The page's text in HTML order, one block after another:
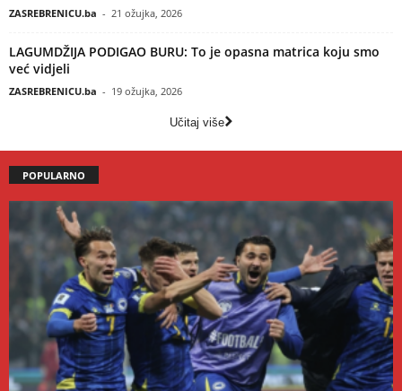
ZASREBRENICU.ba - 21 ožujka, 2026
LAGUMDŽIJA PODIGAO BURU: To je opasna matrica koju smo
već vidjeli
ZASREBRENICU.ba - 19 ožujka, 2026
Učitaj više
POPULARNO